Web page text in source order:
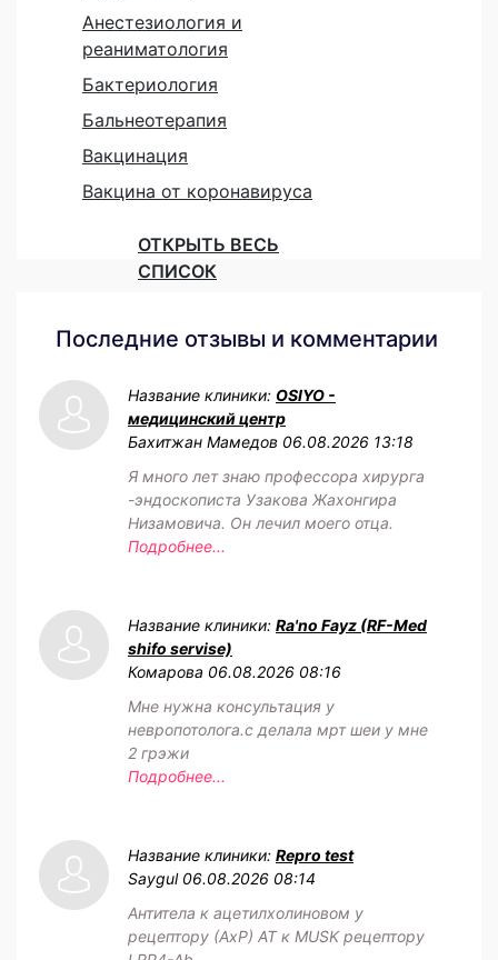
Анестезиология и
реаниматология
Бактериология
Бальнеотерапия
Вакцинация
Вакцина от коронавируса
ОТКРЫТЬ ВЕСЬ
СПИСОК
Последние отзывы и комментарии
Название клиники: OSIYO -
медицинский центр
Бахитжан Мамедов 06.08.2026 13:18
Я много лет знаю профессора хирурга
-эндоскописта Узакова Жахонгира
Низамовича. Он лечил моего отца.
Подробнее...
Название клиники: Ra'no Fayz (RF-Med
shifo servise)
Комарова 06.08.2026 08:16
Мне нужна консультация у
невропотолога.с делала мрт шеи у мне
2 грэжи
Подробнее...
Название клиники: Repro test
Saygul 06.08.2026 08:14
Антитела к ацетилхолиновом у
рецептору (АхР) АТ к MUSK рецептору